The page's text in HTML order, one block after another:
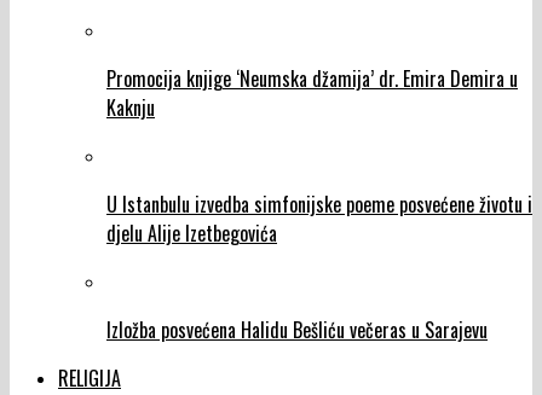
Promocija knjige ‘Neumska džamija’ dr. Emira Demira u
Kaknju
U Istanbulu izvedba simfonijske poeme posvećene životu i
djelu Alije Izetbegovića
Izložba posvećena Halidu Bešliću večeras u Sarajevu
RELIGIJA